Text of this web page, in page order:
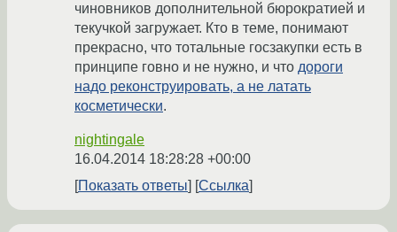
чиновников дополнительной бюрократией и
текучкой загружает. Кто в теме, понимают
прекрасно, что тотальные госзакупки есть в
принципе говно и не нужно, и что дороги
надо реконструировать, а не латать
косметически.
nightingale
16.04.2014 18:28:28 +00:00
Показать ответы
Ссылка